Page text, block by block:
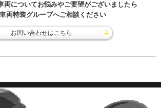
両についてお悩みやご要望がございましたら
両特装グループへご相談ください
お問い合わせはこちら